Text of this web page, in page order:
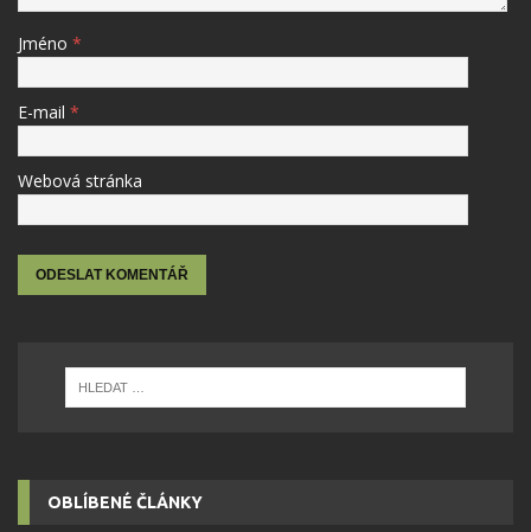
Jméno *
E-mail *
Webová stránka
OBLÍBENÉ ČLÁNKY